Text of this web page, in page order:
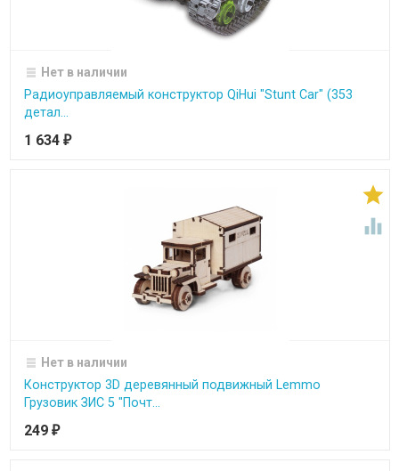
Нет в наличии
Радиоуправляемый конструктор QiHui "Stunt Car" (353
детал...
1 634 ₽


Нет в наличии
Конструктор 3D деревянный подвижный Lemmo
Грузовик ЗИС 5 "Почт...
249 ₽